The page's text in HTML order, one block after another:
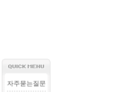
자주묻는질문